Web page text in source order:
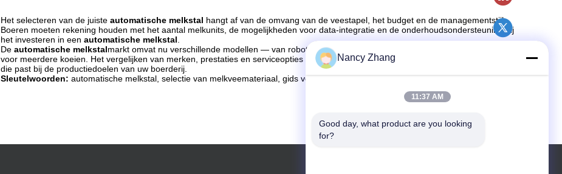
Het selecteren van de juiste automatische melkstal hangt af van de omvang van de veestapel, het budget en de managementstijl.
Boeren moeten rekening houden met het aantal melkunits, de mogelijkheden voor data-integratie en de onderhoudsondersteuning bij
het investeren in een automatische melkstal
De automatische melkstalmarkt omvat nu verschillende modellen — van robotmelksystemen met één standplaats tot melkstations
voor meerdere koeien. Het vergelijken van merken, prestaties en serviceopties helpt u bij het kiezen van de
die past bij de productiedoelen van uw boerderij.
Sleutelwoorden: automatische melkstal, selectie van melkveemateriaal, gids voor melksystemen, automatisering van de boerderij
Nancy Zhang
11:37 AM
Good day, what product are you looking
for?